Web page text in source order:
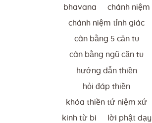
bhavana chánh niệm
chánh niệm tỉnh giác
cân bằng 5 căn tu
cân bằng ngũ căn tu
hướng dẫn thiền
hỏi đáp thiền
khóa thiền tứ niệm xứ
kinh từ bi lời phật dạy